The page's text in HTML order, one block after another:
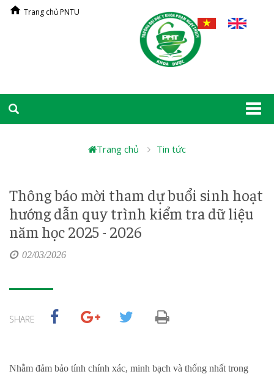
Trang chủ PNTU
Trang chủ Tin tức
Thông báo mời tham dự buổi sinh hoạt
hướng dẫn quy trình kiểm tra dữ liệu
năm học 2025 - 2026
02/03/2026
SHARE
Nhằm đảm bảo tính chính xác, minh bạch và thống nhất trong